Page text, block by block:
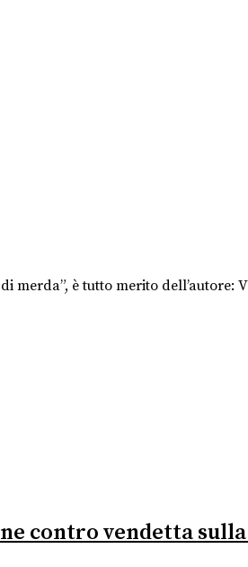
è tutto merito dell’autore:
contro vendetta